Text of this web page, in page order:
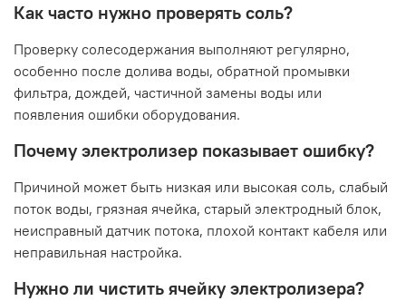
Как часто нужно проверять соль?
Проверку солесодержания выполняют регулярно,
особенно после долива воды, обратной промывки
фильтра, дождей, частичной замены воды или
появления ошибки оборудования.
Почему электролизер показывает ошибку?
Причиной может быть низкая или высокая соль, слабый
поток воды, грязная ячейка, старый электродный блок,
неисправный датчик потока, плохой контакт кабеля или
неправильная настройка.
Нужно ли чистить ячейку электролизера?